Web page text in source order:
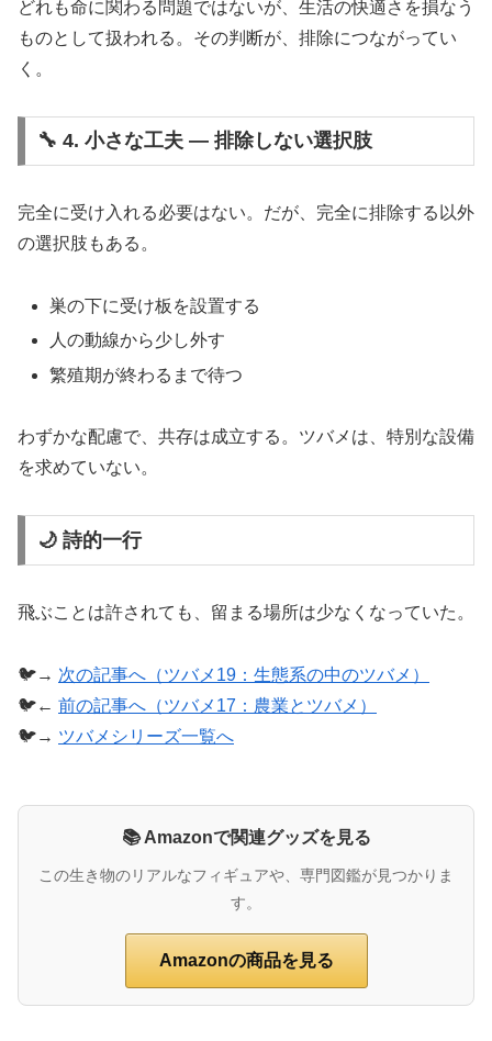
どれも命に関わる問題ではないが、生活の快適さを損なう
ものとして扱われる。その判断が、排除につながってい
く。
🔧 4. 小さな工夫 ― 排除しない選択肢
完全に受け入れる必要はない。だが、完全に排除する以外
の選択肢もある。
巣の下に受け板を設置する
人の動線から少し外す
繁殖期が終わるまで待つ
わずかな配慮で、共存は成立する。ツバメは、特別な設備
を求めていない。
🌙 詩的一行
飛ぶことは許されても、留まる場所は少なくなっていた。
🐦→ 次の記事へ（ツバメ19：生態系の中のツバメ）
🐦← 前の記事へ（ツバメ17：農業とツバメ）
🐦→ ツバメシリーズ一覧へ
📚 Amazonで関連グッズを見る
この生き物のリアルなフィギュアや、専門図鑑が見つかりま
す。
Amazonの商品を見る